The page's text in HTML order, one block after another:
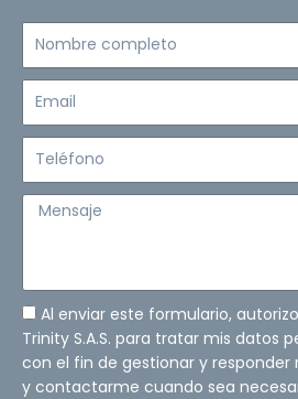
Mensaje
Al enviar este formulario,
Trinity S.A.S. para tratar mis datos
con el fin de gestionar y responder
y contactarme cuando sea